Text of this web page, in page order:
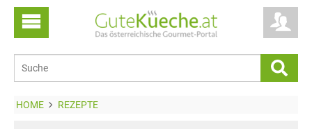
HOME REZEPTE